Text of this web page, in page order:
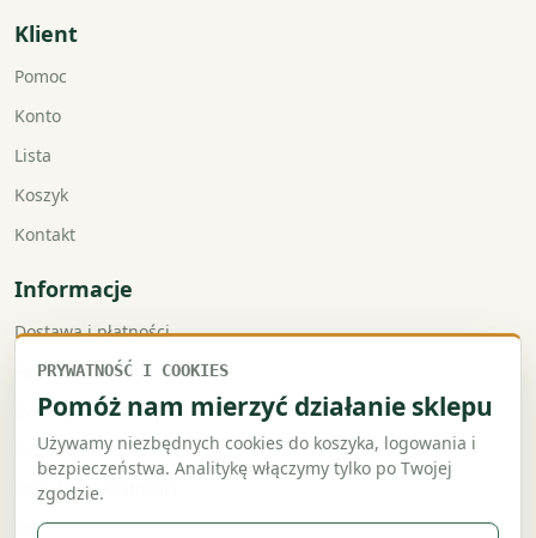
Klient
Pomoc
Konto
Lista
Koszyk
Kontakt
Informacje
Dostawa i płatności
Faktury VAT
Zwroty i reklamacje
Regulamin
Polityka prywatności
Polityka cookies
PRYWATNOŚĆ I COOKIES
Pomóż nam mierzyć działanie sklepu
Używamy niezbędnych cookies do koszyka, logowania i
bezpieczeństwa. Analitykę włączymy tylko po Twojej
zgodzie.